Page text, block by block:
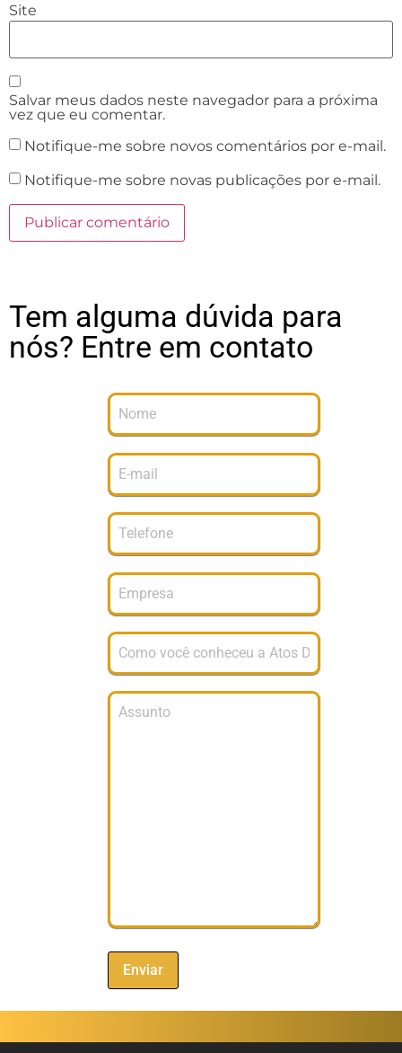
Site
Salvar meus dados neste navegador para a próxima
vez que eu comentar.
Notifique-me sobre novos comentários por e-mail.
Notifique-me sobre novas publicações por e-mail.
Tem alguma dúvida para
nós? Entre em contato